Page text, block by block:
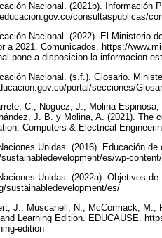
Nacional. (2021b). Información
consultaspublicas/
Nacional. (2022). El Ministerio
a 2021. Comunicados. https://
pone-a-disposicion-la-informacion-
Nacional. (s.f.). Glosario.
portal/secciones/
C., Noguez, J., Molina-
J. B. y Molina, A. (2021). The
Computers & Electrical
Unidas. (2016). Educación
sustainabledevelopment/es/wp-
Unidas. (2022a). Objetivos
sustainabledevelopment/es/
J., Muscanell, N., McCormack,
Learning Edition. EDUCAUSE.
edition